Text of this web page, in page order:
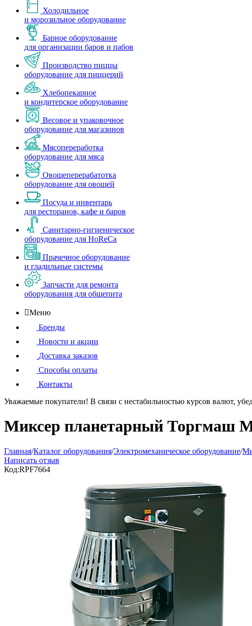
Холодильное
и морозильное оборудование
Барное оборудование
для организации баров и пабов
Производство пиццы
оборудование для пиццерий
Хлебопекарное
и кондитерское оборудование
Весовое и упаковочное
оборудование для магазинов
Мясопереработка
оборудование для мяса
Овощеперерабатотка
оборудование для овощей
Посуда и инвентарь
для ресторанов, кафе и баров
Санитарно-гигиеническое
оборудование для HoReCa
Прачечное оборудование
и гладильные системы
Запчасти для ремонта
оборудования для общепита
Меню
Бренды
Новости и акции
Доставка заказов
Способы оплаты
Контакты
Уважаемые покупатели! В связи с нестабильностью курсов валют,
Миксер планетарный Торгмаш
Главная/Каталог оборудования/Электромеханическое оборудование/
Написать отзыв
Код:RPF7664